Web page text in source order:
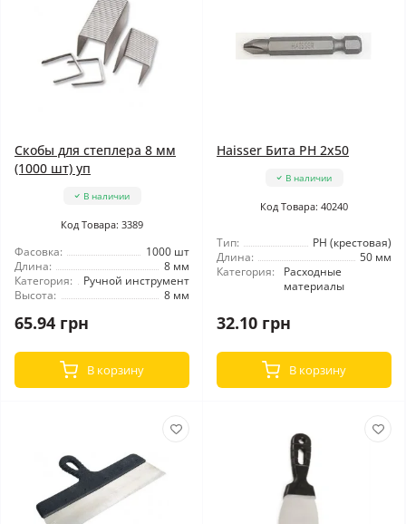
Скобы для степлера 8 мм
(1000 шт) уп
В наличии
Код Товара: 3389
Фасовка:
1000 шт
Длина:
8 мм
Категория:
Ручной инструмент
Высота:
8 мм
65.94 грн
В корзину
Haisser Бита PH 2x50
В наличии
Код Товара: 40240
Тип:
РН (крестовая)
Длина:
50 мм
Категория:
Расходные
материалы
32.10 грн
В корзину